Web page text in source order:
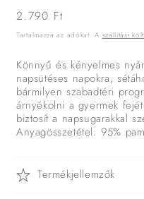
Normál
ár
2.790 Ft
Tartalmazza az adókat. A szállítási
Könnyű és kényelmes
napsütéses napokra,
bármilyen szabadtéri
árnyékolni a gyermek
biztosít a napsugarakkal
Anyagösszetétel: 95%
Termékjellemzők